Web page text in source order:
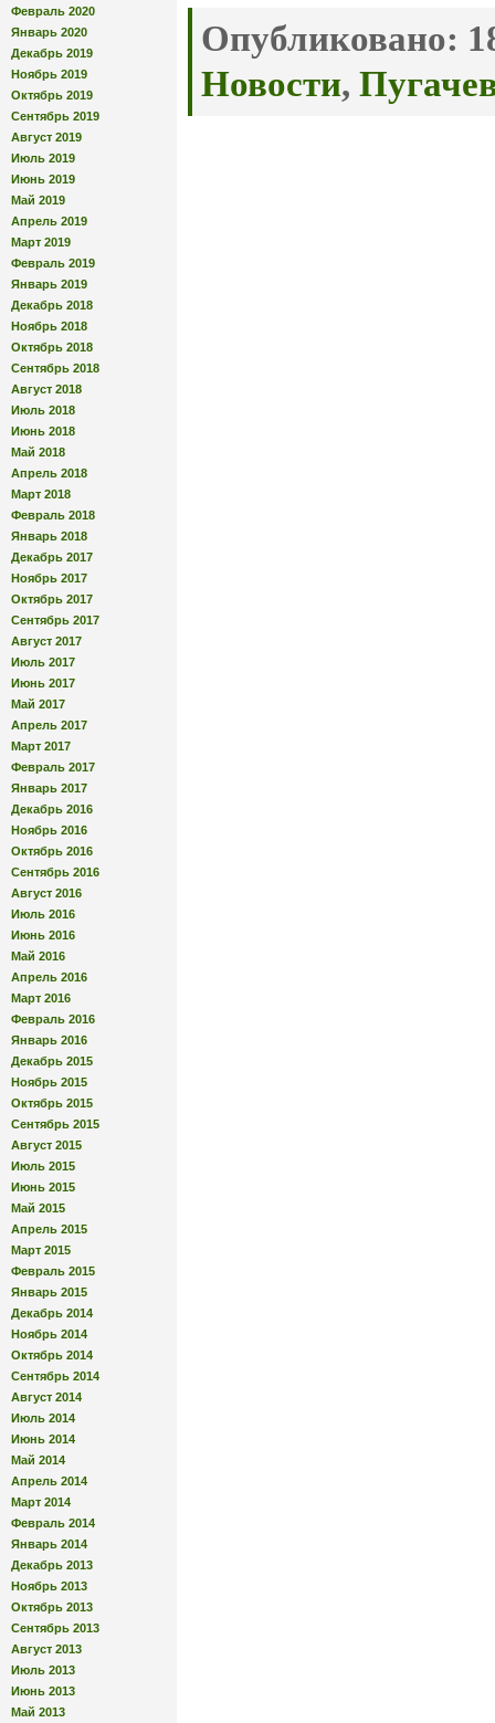
Февраль 2020
Январь 2020
Декабрь 2019
Ноябрь 2019
Октябрь 2019
Сентябрь 2019
Август 2019
Июль 2019
Июнь 2019
Май 2019
Апрель 2019
Март 2019
Февраль 2019
Январь 2019
Декабрь 2018
Ноябрь 2018
Октябрь 2018
Сентябрь 2018
Август 2018
Июль 2018
Июнь 2018
Май 2018
Апрель 2018
Март 2018
Февраль 2018
Январь 2018
Декабрь 2017
Ноябрь 2017
Октябрь 2017
Сентябрь 2017
Август 2017
Июль 2017
Июнь 2017
Май 2017
Апрель 2017
Март 2017
Февраль 2017
Январь 2017
Декабрь 2016
Ноябрь 2016
Октябрь 2016
Сентябрь 2016
Август 2016
Июль 2016
Июнь 2016
Май 2016
Апрель 2016
Март 2016
Февраль 2016
Январь 2016
Декабрь 2015
Ноябрь 2015
Октябрь 2015
Сентябрь 2015
Август 2015
Июль 2015
Июнь 2015
Май 2015
Апрель 2015
Март 2015
Февраль 2015
Январь 2015
Декабрь 2014
Ноябрь 2014
Октябрь 2014
Сентябрь 2014
Август 2014
Июль 2014
Июнь 2014
Май 2014
Апрель 2014
Март 2014
Февраль 2014
Январь 2014
Декабрь 2013
Ноябрь 2013
Октябрь 2013
Сентябрь 2013
Август 2013
Июль 2013
Июнь 2013
Май 2013
Опубликовано:
Новости,